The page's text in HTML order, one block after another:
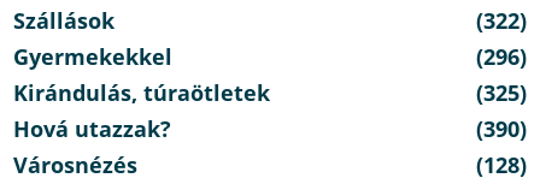
Szállások
(322)
Gyermekekkel
(296)
Kirándulás, túraötletek
(325)
Hová utazzak?
(390)
Városnézés
(128)